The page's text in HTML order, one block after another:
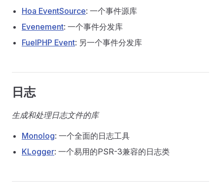
Hoa EventSource: 一个事件源库
Evenement: 一个事件分发库
FuelPHP Event: 另一个事件分发库
日志
生成和处理日志文件的库
Monolog: 一个全面的日志工具
KLogger: 一个易用的PSR-3兼容的日志类